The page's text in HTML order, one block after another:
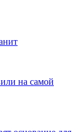
на самой